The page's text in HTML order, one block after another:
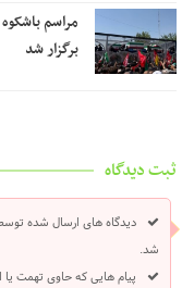
مراسم
برگزار شد
ثبت دیدگاه
دیدگاه های ارسال شده
شد.
پیام هایی که حاوی تهمت